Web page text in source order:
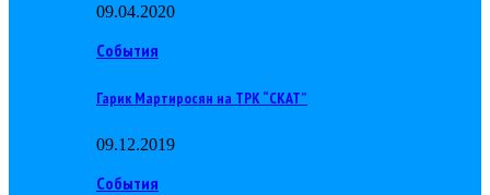
09.04.2020
События
Гарик Мартиросян на ТРК “СКАТ”
09.12.2019
События